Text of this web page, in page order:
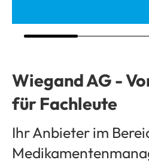
Wiegand AG -
für Fachleute
Ihr Anbieter im